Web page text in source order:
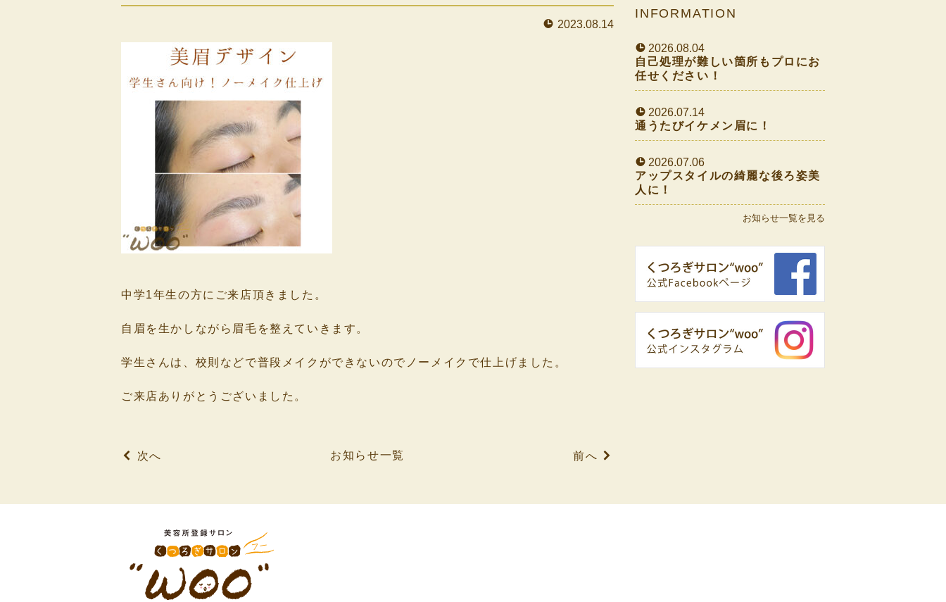
2023.08.14
中学1年生の方にご来店頂きました。
自眉を生かしながら眉毛を整えていきます。
学生さんは、校則などで普段メイクができないのでノーメイクで仕上げました。
ご来店ありがとうございました。
次へ お知らせ一覧 前へ
INFORMATION
2026.08.04
自己処理が難しい箇所もプロにお
任せください！
2026.07.14
通うたびイケメン眉に！
2026.07.06
アップスタイルの綺麗な後ろ姿美
人に！
お知らせ一覧を見る